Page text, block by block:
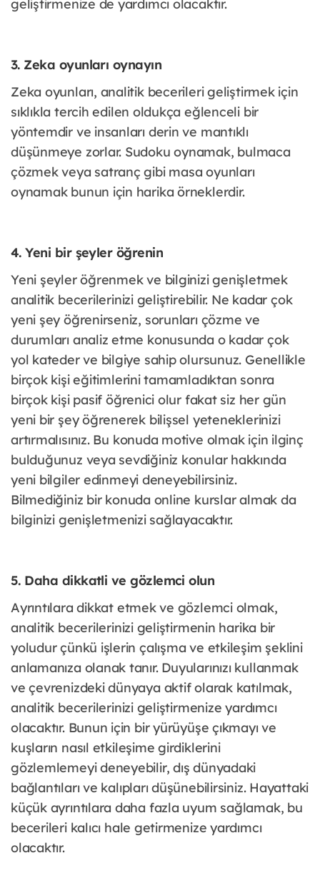
geliştirmenize de yardımcı olacaktır.
3. Zeka oyunları oynayın
Zeka oyunları, analitik becerileri geliştirmek için
sıklıkla tercih edilen oldukça eğlenceli bir
yöntemdir ve insanları derin ve mantıklı
düşünmeye zorlar. Sudoku oynamak, bulmaca
çözmek veya satranç gibi masa oyunları
oynamak bunun için harika örneklerdir.
4. Yeni bir şeyler öğrenin
Yeni şeyler öğrenmek ve bilginizi genişletmek
analitik becerilerinizi geliştirebilir. Ne kadar çok
yeni şey öğrenirseniz, sorunları çözme ve
durumları analiz etme konusunda o kadar çok
yol kateder ve bilgiye sahip olursunuz. Genellikle
birçok kişi eğitimlerini tamamladıktan sonra
birçok kişi pasif öğrenici olur fakat siz her gün
yeni bir şey öğrenerek bilişsel yeteneklerinizi
artırmalısınız. Bu konuda motive olmak için ilginç
bulduğunuz veya sevdiğiniz konular hakkında
yeni bilgiler edinmeyi deneyebilirsiniz.
Bilmediğiniz bir konuda online kurslar almak da
bilginizi genişletmenizi sağlayacaktır.
5. Daha dikkatli ve gözlemci olun
Ayrıntılara dikkat etmek ve gözlemci olmak,
analitik becerilerinizi geliştirmenin harika bir
yoludur çünkü işlerin çalışma ve etkileşim şeklini
anlamanıza olanak tanır. Duyularınızı kullanmak
ve çevrenizdeki dünyaya aktif olarak katılmak,
analitik becerilerinizi geliştirmenize yardımcı
olacaktır. Bunun için bir yürüyüşe çıkmayı ve
kuşların nasıl etkileşime girdiklerini
gözlemlemeyi deneyebilir, dış dünyadaki
bağlantıları ve kalıpları düşünebilirsiniz. Hayattaki
küçük ayrıntılara daha fazla uyum sağlamak, bu
becerileri kalıcı hale getirmenize yardımcı
olacaktır.